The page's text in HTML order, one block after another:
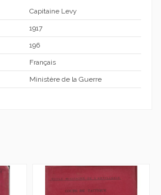
Capitaine Levy
1917
196
Français
Ministère de la Guerre